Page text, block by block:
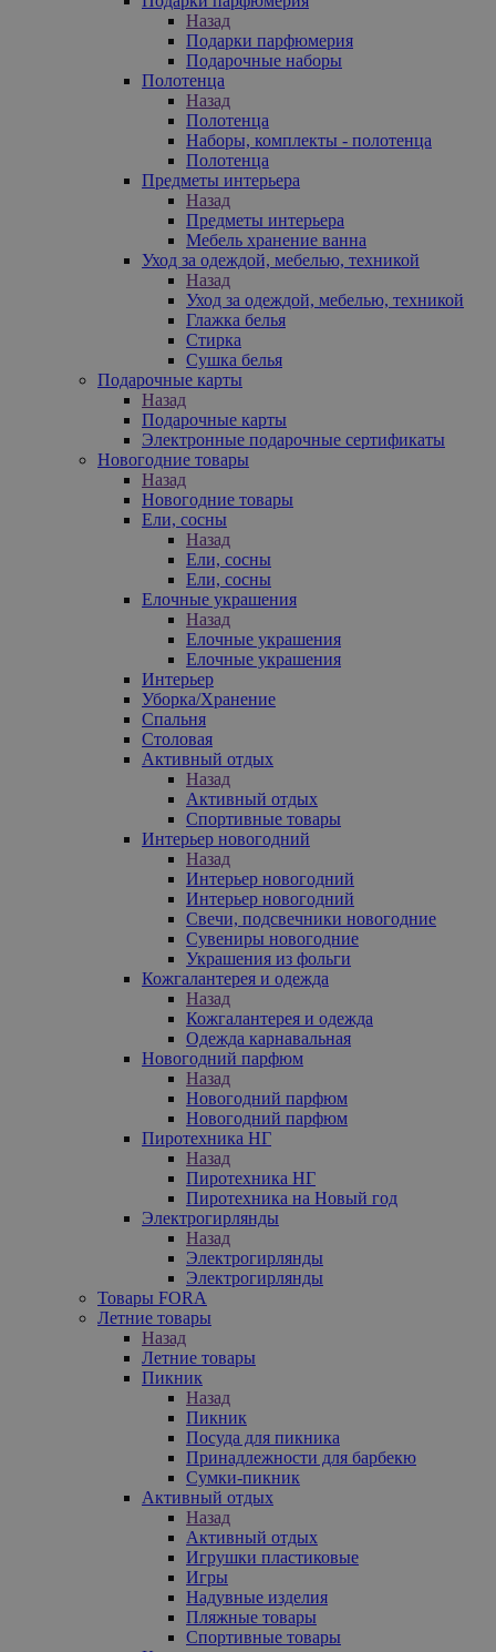
Назад
Подарки парфюмерия
Подарочные наборы
Полотенца
Назад
Полотенца
Наборы, комплекты - полотенца
Полотенца
Предметы интерьера
Назад
Предметы интерьера
Мебель хранение ванна
Уход за одеждой, мебелью, техникой
Назад
Уход за одеждой, мебелью, техникой
Глажка белья
Стирка
Сушка белья
Подарочные карты
Назад
Подарочные карты
Электронные подарочные сертификаты
Новогодние товары
Назад
Новогодние товары
Ели, сосны
Назад
Ели, сосны
Ели, сосны
Елочные украшения
Назад
Елочные украшения
Елочные украшения
Интерьер
Уборка/Хранение
Спальня
Столовая
Активный отдых
Назад
Активный отдых
Спортивные товары
Интерьер новогодний
Назад
Интерьер новогодний
Интерьер новогодний
Свечи, подсвечники новогодние
Сувениры новогодние
Украшения из фольги
Кожгалантерея и одежда
Назад
Кожгалантерея и одежда
Одежда карнавальная
Новогодний парфюм
Назад
Новогодний парфюм
Новогодний парфюм
Пиротехника НГ
Назад
Пиротехника НГ
Пиротехника на Новый год
Электрогирлянды
Назад
Электрогирлянды
Электрогирлянды
Товары FORA
Летние товары
Назад
Летние товары
Пикник
Назад
Пикник
Посуда для пикника
Принадлежности для барбекю
Сумки-пикник
Активный отдых
Назад
Активный отдых
Игрушки пластиковые
Игры
Надувные изделия
Пляжные товары
Спортивные товары